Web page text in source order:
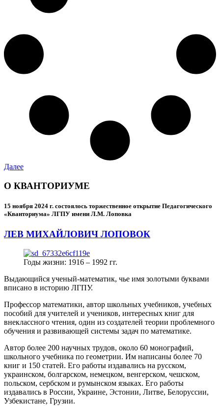
Далее
О КВАНТОРИУМЕ
15 ноября 2024 г. состоялось торжественное открытие Педагогического
«Кванториума» ЛГПУ имени Л.М. Лоповка
ЛЕВ МИХАЙЛОВИЧ ЛОПОВОК
Годы жизни: 1916 – 1992 гг.
Выдающийся ученый-математик, чье имя золотыми буквами
вписано в историю ЛГПУ.
Профессор математики, автор школьных учебников, учебных
пособий для учителей и учеников, интересных книг для
внеклассного чтения, один из создателей теории проблемного
обучения и развивающей системы задач по математике.
Автор более 200 научных трудов, около 60 монографий,
школьного учебника по геометрии. Им написаны более 70
книг и 150 статей. Его работы издавались на русском,
украинском, болгарском, немецком, венгерском, чешском,
польском, сербском и румынском языках. Его работы
издавались в России, Украине, Эстонии, Литве, Белоруссии,
Узбекистане, Грузии.